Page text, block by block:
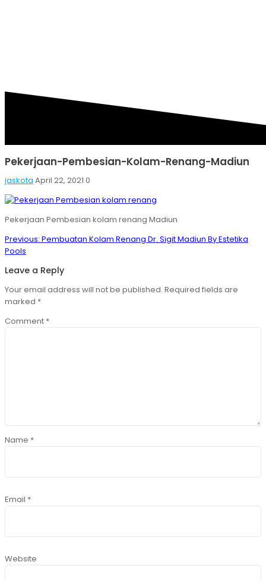
Pekerjaan-Pembesian-Kolam-Renang-Madiun
jaskota April 22, 2021 0
Pekerjaan Pembesian kolam renang Madiun
Post
navigation
Previous: Previous
Pembuatan Kolam Renang Dr. Sigit Madiun By Estetika
Pools
Leave a Reply
Your email address will not be published. Required fields are
marked *
Comment *
Name *
Email *
Website